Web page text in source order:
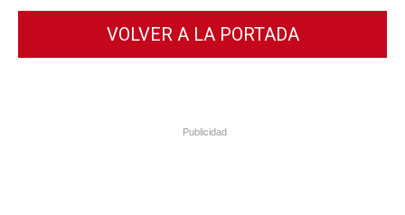
VOLVER A LA PORTADA
Publicidad